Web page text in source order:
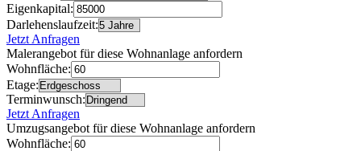
Eigenkapital:
Darlehenslaufzeit:
Jetzt Anfragen
Malerangebot für diese Wohnanlage anfordern
Wohnfläche:
Etage:
Terminwunsch:
Jetzt Anfragen
Umzugsangebot für diese Wohnanlage anfordern
Wohnfläche: